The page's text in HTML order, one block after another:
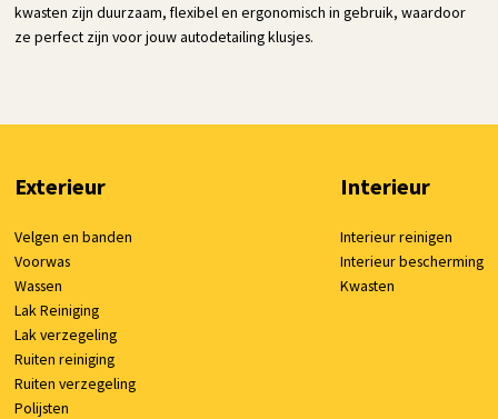
kwasten zijn duurzaam, flexibel en ergonomisch in gebruik, waardoor
ze perfect zijn voor jouw autodetailing klusjes.
Exterieur
Velgen en banden
Voorwas
Wassen
Lak Reiniging
Lak verzegeling
Ruiten reiniging
Ruiten verzegeling
Polijsten
Interieur
Interieur reinigen
Interieur bescherming
Kwasten